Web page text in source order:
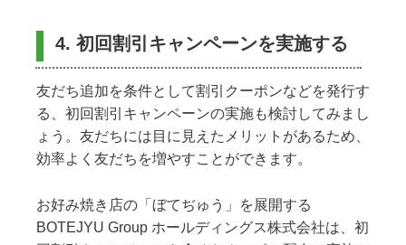
4. 初回割引キャンペーンを実施する
友だち追加を条件として割引クーポンなどを発行す
る、初回割引キャンペーンの実施も検討してみまし
ょう。友だちには目に見えたメリットがあるため、
効率よく友だちを増やすことができます。
お好み焼き店の「ぼてぢゅう」を展開する
BOTEJYU Group ホールディングス株式会社は、初